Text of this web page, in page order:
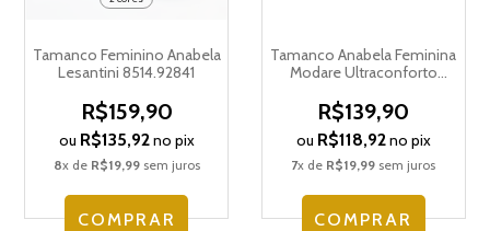
Tamanco Feminino Anabela
Lesantini 8514.92841
R$159,90
ou R$135,92no pix
8x de R$19,99sem juros
COMPRAR
Tamanco Anabela Feminina
Modare Ultraconforto
R$139,90
ou R$118,92no pix
7x de R$19,99 sem juros
COMPRAR